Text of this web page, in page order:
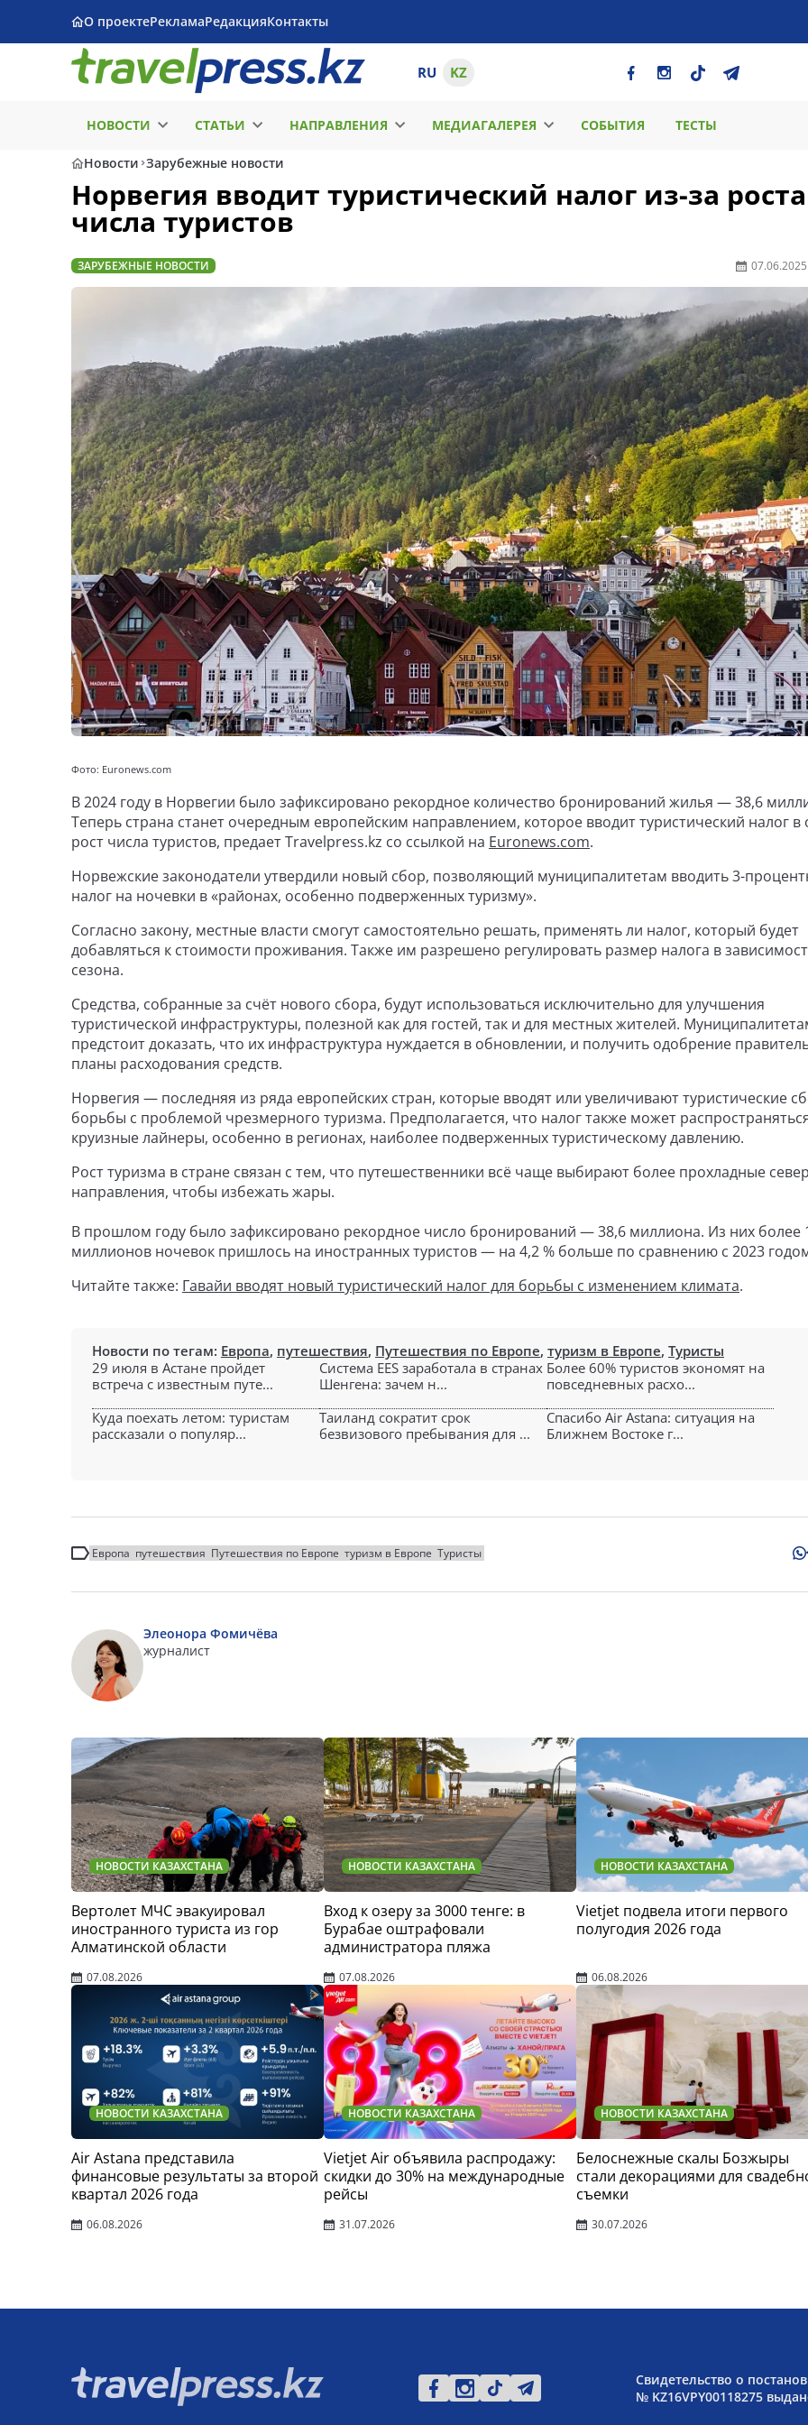
О проектеРекламаРедакцияКонтакты
RU KZ
НОВОСТИ СТАТЬИ НАПРАВЛЕНИЯ МЕДИАГАЛЕРЕЯ СОБЫТИЯ ТЕСТЫ
Новости Зарубежные новости
Норвегия вводит туристический налог из-за роста
числа туристов
ЗАРУБЕЖНЫЕ НОВОСТИ 07.06.2025
Фото: Euronews.com
В 2024 году в Норвегии было зафиксировано рекордное количество бронирований жилья — 38,6
Теперь страна станет очередным европейским направлением, которое вводит туристический налог в
рост числа туристов, предает Travelpress.kz со ссылкой на Euronews.com.
Норвежские законодатели утвердили новый сбор, позволяющий муниципалитетам вводить 3-
налог на ночевки в «районах, особенно подверженных туризму».
Согласно закону, местные власти смогут самостоятельно решать, применять ли налог, который будет
добавляться к стоимости проживания. Также им разрешено регулировать размер налога в
сезона.
Средства, собранные за счёт нового сбора, будут использоваться исключительно для улучшения
туристической инфраструктуры, полезной как для гостей, так и для местных жителей.
предстоит доказать, что их инфраструктура нуждается в обновлении, и получить одобрение
планы расходования средств.
Норвегия — последняя из ряда европейских стран, которые вводят или увеличивают туристические
борьбы с проблемой чрезмерного туризма. Предполагается, что налог также может
круизные лайнеры, особенно в регионах, наиболее подверженных туристическому давлению.
Рост туризма в стране связан с тем, что путешественники всё чаще выбирают более прохладные
направления, чтобы избежать жары.
В прошлом году было зафиксировано рекордное число бронирований — 38,6 миллиона. Из них более
миллионов ночевок пришлось на иностранных туристов — на 4,2 % больше по сравнению с 2023
Читайте также: Гавайи вводят новый туристический налог для борьбы с изменением климата.
Новости по тегам: Европа, путешествия, Путешествия по Европе, туризм в Европе, Туристы
29 июля в Астане пройдет
встреча с известным путе...
Система EES заработала в странах
Шенгена: зачем н...
Более 60% туристов экономят на
повседневных расхо...
Куда поехать летом: туристам
рассказали о популяр...
Таиланд сократит срок
безвизового пребывания для ...
Спасибо Air Astana: ситуация на
Ближнем Востоке г...
Европа путешествия Путешествия по Европе туризм в Европе Туристы
Элеонора Фомичёва
журналист
НОВОСТИ КАЗАХСТАНА
Вертолет МЧС эвакуировал
иностранного туриста из гор
Алматинской области
07.08.2026
НОВОСТИ КАЗАХСТАНА
Вход к озеру за 3000 тенге: в
Бурабае оштрафовали
администратора пляжа
07.08.2026
НОВОСТИ КАЗАХСТАНА
Vietjet подвела итоги первого
полугодия 2026 года
06.08.2026
НОВОСТИ КАЗАХСТАНА
Air Astana представила
финансовые результаты за второй
квартал 2026 года
06.08.2026
НОВОСТИ КАЗАХСТАНА
Vietjet Air объявила распродажу:
скидки до 30% на международные
рейсы
31.07.2026
НОВОСТИ КАЗАХСТАНА
Белоснежные скалы Бозжыры
стали декорациями для
съемки
30.07.2026
Свидетельство о
№ KZ16VPY00118275